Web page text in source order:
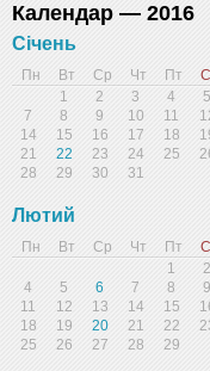
Календар — 2016
Січень
Пн Вт Ср Чт Пт
1
2 3 4 5
7
8 9 10 11
14
15 16 17 18
21
22 23 24 25
28
29 30 31
Лютий
Пн Вт Ср Чт Пт
1
2
4
5 6 7 8 9
11
12 13 14 15
18
19 20 21 22
25
26 27 28 29